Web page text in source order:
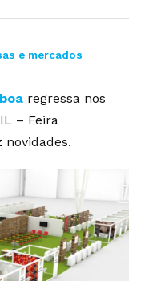
e mercados
regressa nos
– Feira